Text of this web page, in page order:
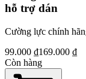
hỗ trợ dán
Cường lực chính
99.000 ₫169.000 ₫
Còn hàng